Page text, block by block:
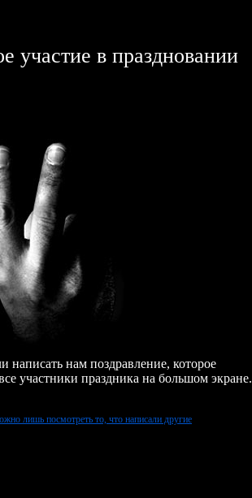
в праздновании
написать нам поздравление, которое
участники праздника на большом экране.
лишь посмотреть то, что написали другие